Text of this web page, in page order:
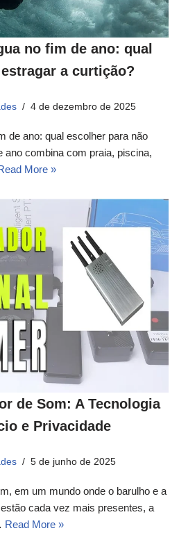
no fim de ano: qual
a curtição?
4 de dezembro de 2025
de ano: qual escolher para não
ano combina com praia, piscina,
More »
de Som: A Tecnologia
e Privacidade
5 de junho de 2025
em um mundo onde o barulho e a
cada vez mais presentes, a
Read More »